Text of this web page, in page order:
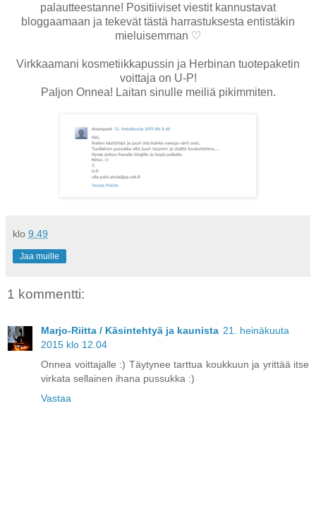
palautteestanne! Positiiviset viestit kannustavat
bloggaamaan ja tekevät tästä harrastuksesta entistäkin
mieluisemman ♡
Virkkaamani kosmetiikkapussin ja Herbinan tuotepaketin
voittaja on U-P!
Paljon Onnea! Laitan sinulle meiliä pikimmiten.
klo 9.49
Jaa muille
1 kommentti:
Marjo-Riitta / Käsintehtyä ja kaunista 21. heinäkuuta
2015 klo 12.04
Onnea voittajalle :) Täytynee tarttua koukkuun ja yrittää itse
virkata sellainen ihana pussukka :)
Vastaa